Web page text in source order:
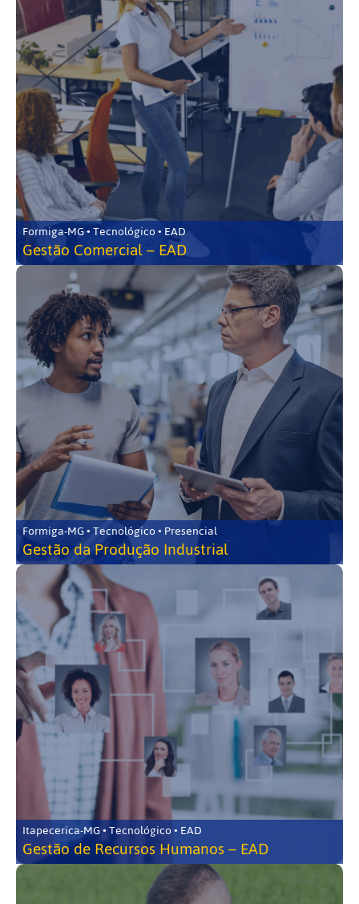
Formiga-MG • Tecnológico • EAD
Gestão Comercial – EAD
Formiga-MG • Tecnológico • Presencial
Gestão da Produção Industrial
Itapecerica-MG • Tecnológico • EAD
Gestão de Recursos Humanos – EAD